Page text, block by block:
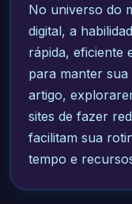
No universo do
digital, a
rápida, eficiente
para manter
artigo,
sites de fazer
facilitam sua
tempo e